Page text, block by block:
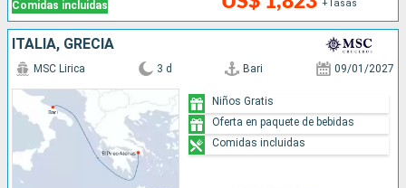
Comidas incluidas +Tasas
ITALIA, GRECIA
MSC Lirica 3 d Bari 09/01/2027
Niños Gratis
Oferta en paquete de bebidas
Comidas incluidas